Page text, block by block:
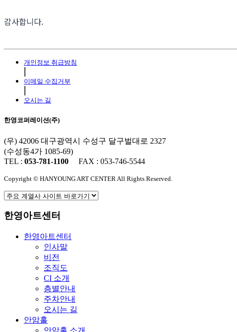
감사합니다.
개인정보 취급방침
이메일 수집거부
오시는 길
한영코퍼레이션(주)
(우) 42006 대구광역시 수성구 달구벌대로 2327
(수성동4가 1085-69)
TEL : 053-781-1100 FAX : 053-746-5544
Copyright © HANYOUNG ART CENTER All Rights Reserved.
한영아트센터
한영아트센터
인사말
비전
조직도
CI 소개
층별안내
주차안내
오시는 길
안암홀
안암홀 소개